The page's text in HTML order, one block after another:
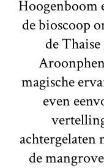
Hoogenboom
de bioscoop
de
magische
even
achtergelaten
de